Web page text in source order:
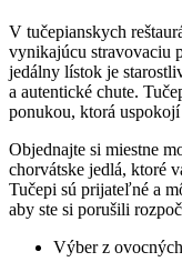
V tučepianskych
vynikajúcu stravovaciu
jedálny lístok je
a autentické chute.
ponukou, ktorá
Objednajte si miestne
chorvátske jedlá, ktoré
Tučepi sú prijateľné a
aby ste si porušili
Výber z